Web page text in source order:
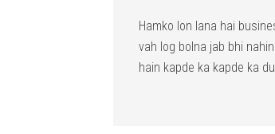
Hamko lon lana hai
vah log bolna jab bhi
hain kapde ka kapde ka